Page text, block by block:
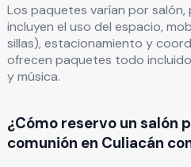
Los paquetes varían por salón,
incluyen el uso del espacio,
sillas), estacionamiento y
ofrecen paquetes todo
y música.
¿Cómo reservo un salón
comunión en Culiacán